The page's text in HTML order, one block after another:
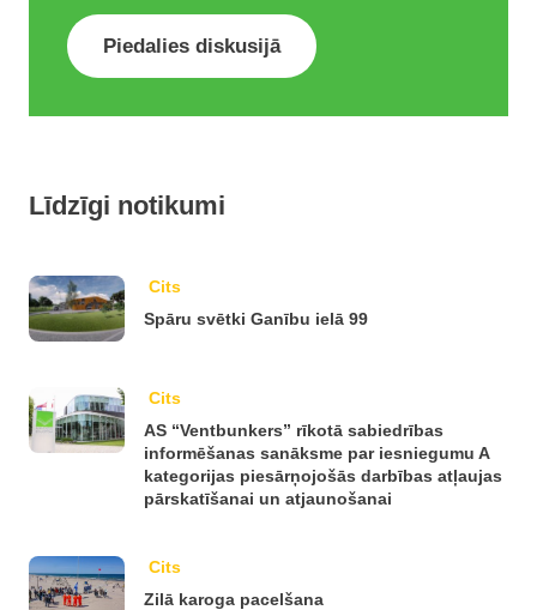
Piedalies diskusijā
Līdzīgi notikumi
Cits
Spāru svētki Ganību ielā 99
Cits
AS “Ventbunkers” rīkotā sabiedrības
informēšanas sanāksme par iesniegumu A
kategorijas piesārņojošās darbības atļaujas
pārskatīšanai un atjaunošanai
Cits
Zilā karoga pacelšana